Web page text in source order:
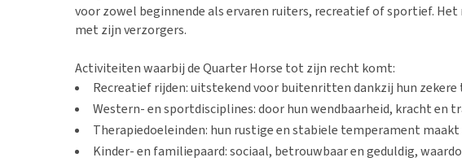
voor zowel beginnende als ervaren ruiters, recreatief of sportief.
met zijn verzorgers.
Activiteiten waarbij de Quarter Horse tot zijn recht komt:
Recreatief rijden: uitstekend voor buitenritten dankzij hun
Western- en sportdisciplines: door hun wendbaarheid, kracht
Therapiedoeleinden: hun rustige en stabiele temperament
Kinder- en familiepaard: sociaal, betrouwbaar en geduldig,